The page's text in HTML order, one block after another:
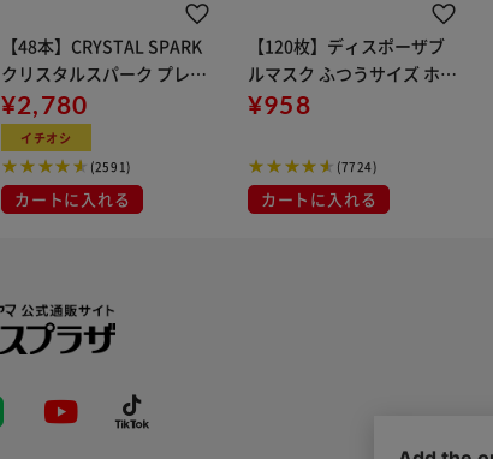
【48本】CRYSTAL SPARK
クリスタルスパーク プレー
ン 500ml
¥2,780
イチオシ
(2591)
カートに入れる
【120枚】ディスポーザブ
ルマスク ふつうサイズ ホワ
イト 大容量 DISPOSABLE
布
¥958
(7724)
カートに入れる